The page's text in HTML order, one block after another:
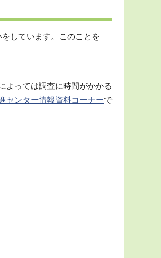
しています。このことを
よっては調査に時間がかかる
センター情報資料コーナーで